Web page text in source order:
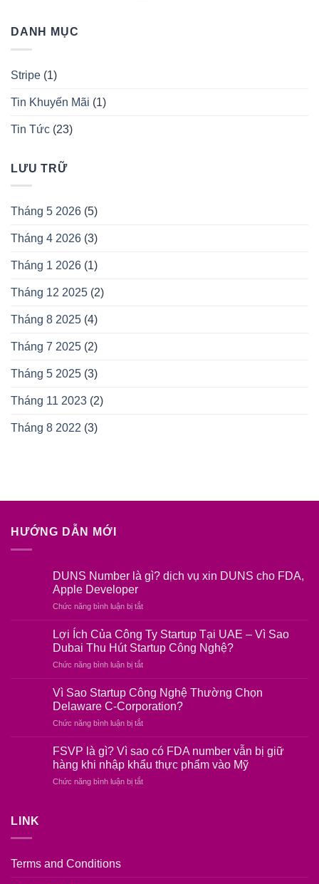
DANH MỤC
Stripe (1)
Tin Khuyến Mãi (1)
Tin Tức (23)
LƯU TRỮ
Tháng 5 2026 (5)
Tháng 4 2026 (3)
Tháng 1 2026 (1)
Tháng 12 2025 (2)
Tháng 8 2025 (4)
Tháng 7 2025 (2)
Tháng 5 2025 (3)
Tháng 11 2023 (2)
Tháng 8 2022 (3)
HƯỚNG DẪN MỚI
DUNS Number là gì? dịch vụ xin DUNS cho FDA,
Apple Developer
Chức năng bình luận bị tắtở
Number
gì?
dịch
xin
DUNS
FDA,
Developer
Lợi Ích Của Công Ty Startup Tại UAE – Vì Sao
Dubai Thu Hút Startup Công Nghệ?
Chức năng bình luận bị tắtở
Của
Công
Ty
Tại
UAE
Vì
Vì Sao Startup Công Nghệ Thường Chọn
Delaware C-Corporation?
Chức năng bình luận bị tắtở
Startup
Công
Nghệ
FSVP là gì? Vì sao có FDA number vẫn bị giữ
hàng khi nhập khẩu thực phẩm vào Mỹ
Chức năng bình luận bị tắtở
LINK
Terms and Conditions